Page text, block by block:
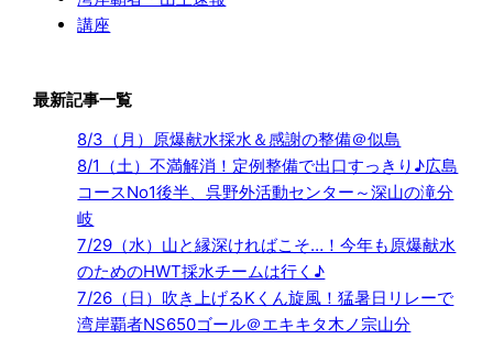
講座
最新記事一覧
8/3（月）原爆献水採水＆感謝の整備＠似島
8/1（土）不満解消！定例整備で出口すっきり♪広島
コースNo1後半、呉野外活動センター～深山の滝分
岐
7/29（水）山と縁深ければこそ…！今年も原爆献水
のためのHWT採水チームは行く♪
7/26（日）吹き上げるKくん旋風！猛暑日リレーで
湾岸覇者NS650ゴール＠エキキタ木ノ宗山分